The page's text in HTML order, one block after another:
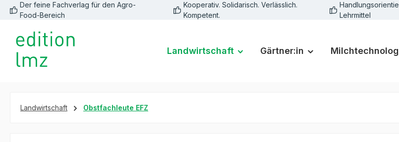
Zur Hauptnavigation springen
Der feine Fachverlag für den Agro-
Food-Bereich
Kooperativ. Solidarisch. Verlässlich.
Kompetent.
Lehrmittel
Landwirtschaft Gärtner:in
Landwirtschaft Obstfachleute EFZ